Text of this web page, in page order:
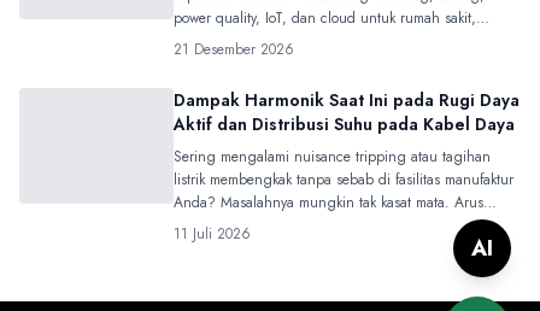
power quality, IoT, dan cloud untuk rumah sakit,
pabrik, mal, kampus, dan gedung modern.
21 Desember 2026
Dampak Harmonik Saat Ini pada Rugi Daya
Aktif dan Distribusi Suhu pada Kabel Daya
Sering mengalami nuisance tripping atau tagihan
listrik membengkak tanpa sebab di fasilitas manufaktur
Anda? Masalahnya mungkin tak kasat mata. Arus
harmonik dari peralatan elektronika modern secara
diam-diam memicu Skin Effect dan Proximity Effect
11 Juli 2026 AI